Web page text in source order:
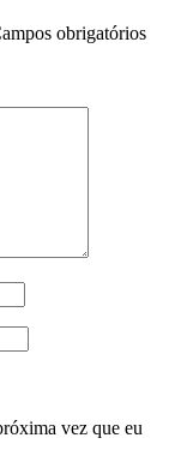
obrigatórios
vez que eu